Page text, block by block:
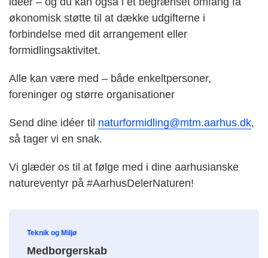
økonomisk støtte til at dække udgifterne i
forbindelse med dit arrangement eller
formidlingsaktivitet.
Alle kan være med – både enkeltpersoner,
foreninger og større organisationer
Send dine idéer til naturformidling@mtm.aarhus.dk,
så tager vi en snak.
Vi glæder os til at følge med i dine aarhusianske
natureventyr på #AarhusDelerNaturen!
Teknik og Miljø
Medborgerskab